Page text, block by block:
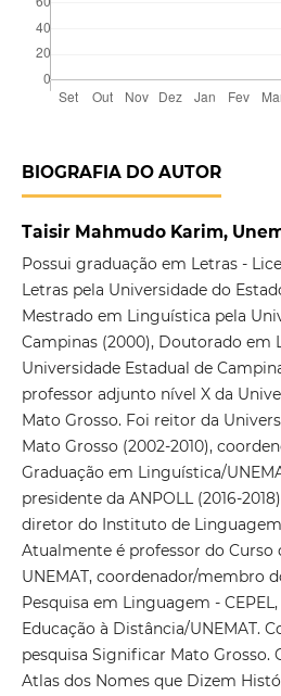
BIOGRAFIA DO AUTOR
Taisir Mahmudo Karim,
Possui graduação em Letras -
Letras pela Universidade do
Mestrado em Linguística pela
Campinas (2000), Doutorado em
Universidade Estadual de
professor adjunto nível X da
Mato Grosso. Foi reitor da
Mato Grosso (2002-2010),
Graduação em Linguística/
presidente da ANPOLL (2016-
diretor do Instituto de
Atualmente é professor do Curso
UNEMAT, coordenador/membro
Pesquisa em Linguagem -
Educação à Distância/UNEMAT.
pesquisa Significar Mato Grosso.
Atlas dos Nomes que Dizem